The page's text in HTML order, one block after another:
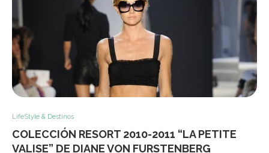
LifeStyle & Destinos
COLECCIÓN RESORT 2010-2011 “LA PETITE
VALISE” DE DIANE VON FURSTENBERG